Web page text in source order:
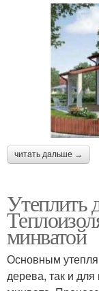
читать дальше →
Утеплить
минватой
Основным
дерева, так и